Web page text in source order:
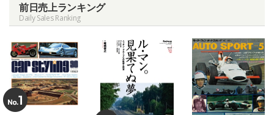
前日売上ランキング
Daily Sales Ranking